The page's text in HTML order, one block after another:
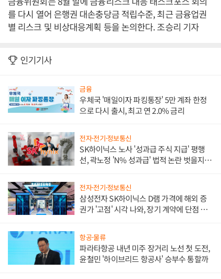
를 다시 열어 은행권 대손충당금 적립수준, 최근 금융업권
별 리스크 및 비상대응계획 등을 논의한다. 조승리 기자
인기기사
금융
우체국 '매일이자 파킹통장' 5만 계좌 한정
으로 다시 출시, 최고 연 2.0% 금리
전자·전기·정보통신
SK하이닉스 노사 '성과급 주식 지급' 평행
선, 곽노정 'N% 성과급' 법적 논란 벗을지 주
전자·전기·정보통신
삼성전자 SK하이닉스 D램 가격에 해외 증
권가 '고점' 시각 나와, 장기 계약에 단점 부
항공·물류
파라타항공 내년 미주 장거리 노선 첫 도전,
윤철민 '하이브리드 항공사' 승부수 통할까